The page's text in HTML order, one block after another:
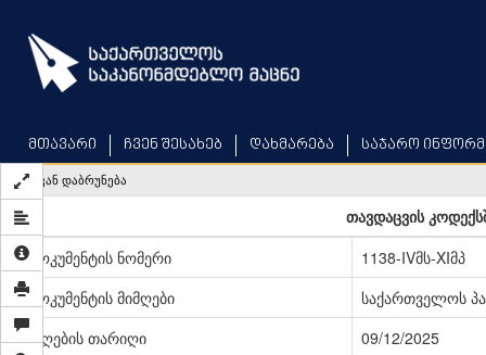
main
content
მთავარი ჩვენ შესახებ დახმარება საჯარო
უკან დაბრუნება
თავდაცვის
დოკუმენტის ნომერი
1138-IVმს-XIმპ
დოკუმენტის მიმღები
საქართველოს
მიღების თარიღი
09/12/2025